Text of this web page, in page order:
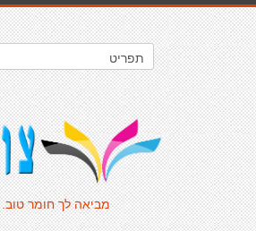
מביאה לך חומר טוב.